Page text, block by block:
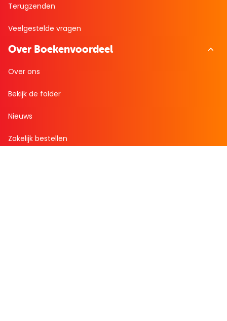
Terugzenden
Veelgestelde vragen
Over Boekenvoordeel
Over ons
Bekijk de folder
Nieuws
Zakelijk bestellen